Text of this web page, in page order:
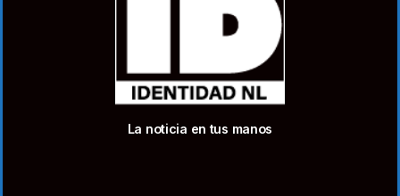
La noticia en tus manos